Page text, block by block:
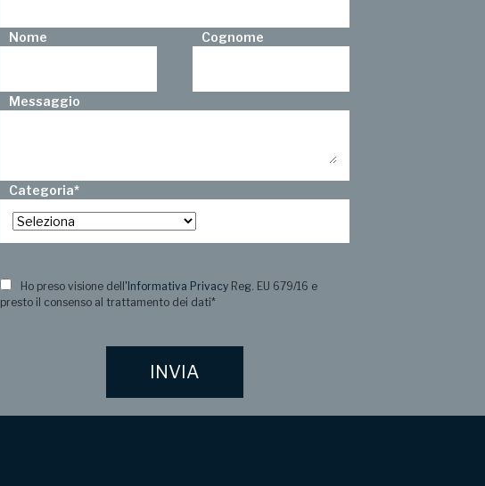
Nome Cognome
Messaggio
Categoria*
Ho preso visione dell 'Informativa PrivacyReg. EU 679/16 e
presto il consenso al trattamento dei dati*